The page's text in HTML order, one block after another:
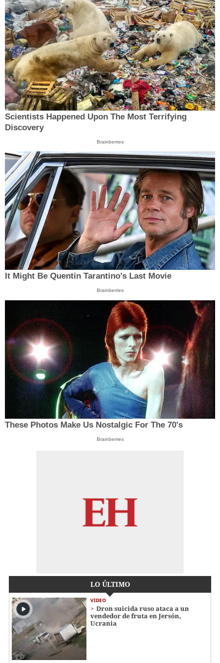
Scientists Happened Upon The Most Terrifying
Discovery
Brainberries
It Might Be Quentin Tarantino's Last Movie
Brainberries
These Photos Make Us Nostalgic For The 70's
Brainberries
LO ÚLTIMO
VIDEO
Dron suicida ruso ataca a un
vendedor de fruta en Jersón,
Ucrania